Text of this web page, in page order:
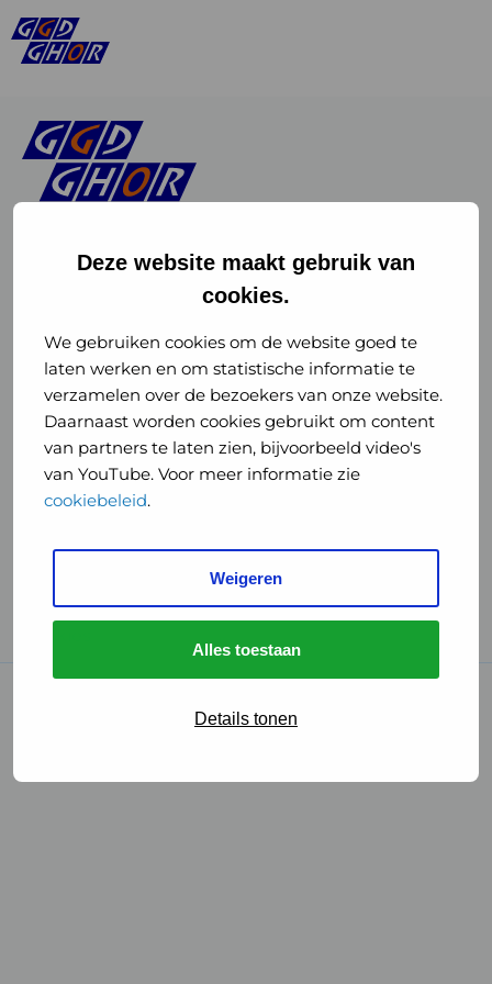
Deze website maakt gebruik van
cookies.
We gebruiken cookies om de website goed te
laten werken en om statistische informatie te
verzamelen over de bezoekers van onze website.
Daarnaast worden cookies gebruikt om content
van partners te laten zien, bijvoorbeeld video's
van YouTube. Voor meer informatie zie
cookiebeleid.
Weigeren
Alles toestaan
Details tonen
of
GGD
GHOR
Nederland
Instagram
of
GGD
GHOR
Nederland
GGD Reizen op social media
GGD Reizen
GGD Reisvaccinaties